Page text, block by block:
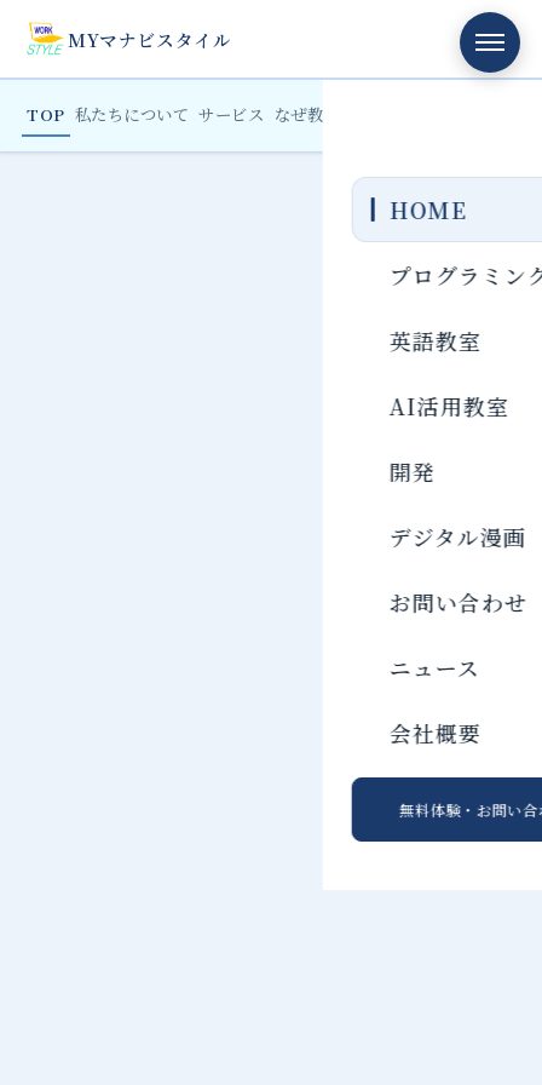
MYマナビスタイル
HOME
プログラミン
英語教室
AI活用教室
開発
デジタル漫画
お問い合わせ
ニュース
会社概要
無料体験・お問い合
TOP 私たちについて サービス なぜ教室を
プログラミングワークスタイル株